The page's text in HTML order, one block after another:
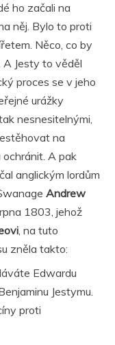
ho začali na
něj. Bylo to proti
Něco, co by
A Jesty to věděl
proces se v jeho
urážky
nesnesitelnými,
na
A pak
anglickým lordům
Andrew
1803, jehož
, na tuto
zněla takto:
Edwardu
Jestymu.
proti